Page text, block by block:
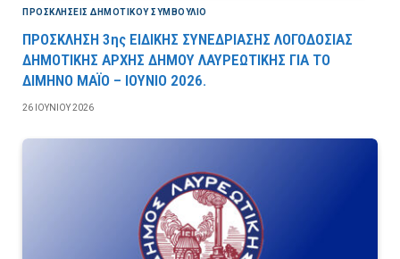
ΠΡΟΣΚΛΉΣΕΙΣ ΔΗΜΟΤΙΚΟΎ ΣΥΜΒΟΎΛΙΟ
ΠΡΟΣΚΛΗΣΗ 3ης ΕΙΔΙΚΗΣ ΣΥΝΕΔΡΙΑΣΗΣ ΛΟΓΟΔΟΣΙΑΣ
ΔΗΜΟΤΙΚΗΣ ΑΡΧΗΣ ΔΗΜΟΥ ΛΑΥΡΕΩΤΙΚΗΣ ΓΙΑ ΤΟ
ΔΙΜΗΝΟ ΜΑΪΟ – ΙΟΥΝΙΟ 2026.
26 ΙΟΥΝΊΟΥ 2026